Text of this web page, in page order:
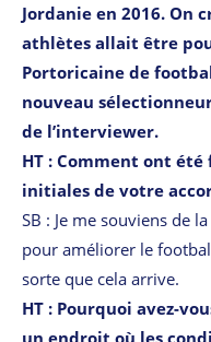
Jordanie en 2016. On
athlètes allait être
Portoricaine de
nouveau
de l’interviewer.
HT : Comment ont
initiales de votre
SB : Je me souviens de
pour améliorer le
sorte que cela arrive.
HT : Pourquoi avez-
un endroit où les